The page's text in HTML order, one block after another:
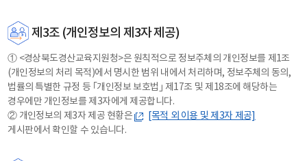
제3조 (개인정보의 제3자 제공)
① <경상북도경산교육지원청>은 원칙적으로 정보주체의 개인정보를 제1조
(개인정보의 처리 목적)에서 명시한 범위 내에서 처리하며, 정보주체의 동의,
법률의 특별한 규정 등 ｢개인정보 보호법｣ 제17조 및 제18조에 해당하는
경우에만 개인정보를 제3자에게 제공합니다.
② 개인정보의 제3자 제공 현황은
[목적 외 이용 및 제3자 제공]
게시판에서 확인할 수 있습니다.